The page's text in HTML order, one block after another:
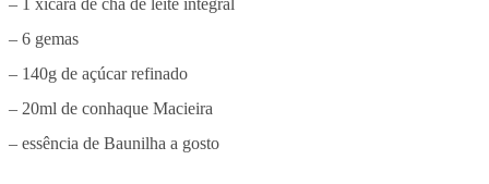
– 6 gemas
– 140g de açúcar refinado
– 20ml de conhaque Macieira
– essência de Baunilha a gosto